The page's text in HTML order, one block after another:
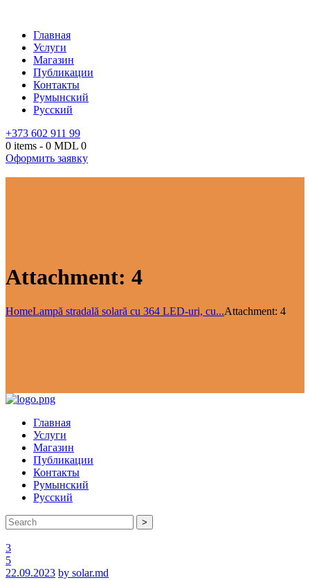
Главная
Услуги
Магазин
Публикации
Контакты
Румынский
Русский
+373 602 911 99
0 items - 0 MDL 0
Оформить заявку
Attachment: 4
HomeLampă stradală solară cu 364 LED-uri, cu...Attachment: 4
Главная
Услуги
Магазин
Публикации
Контакты
Румынский
Русский
>
3
5
22.09.2023 by solar.md